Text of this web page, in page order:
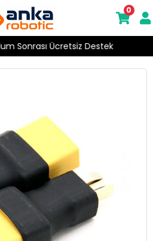
Sonrası Ücretsiz Destek
0